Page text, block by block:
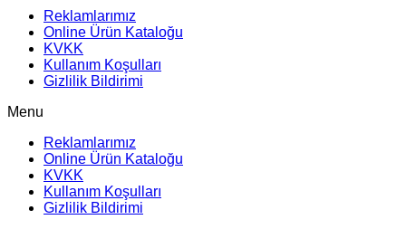
Reklamlarımız
Online Ürün Kataloğu
KVKK
Kullanım Koşulları
Gizlilik Bildirimi
Menu
Reklamlarımız
Online Ürün Kataloğu
KVKK
Kullanım Koşulları
Gizlilik Bildirimi